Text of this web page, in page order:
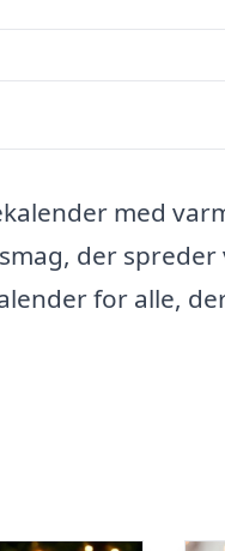
med
der
for alle,